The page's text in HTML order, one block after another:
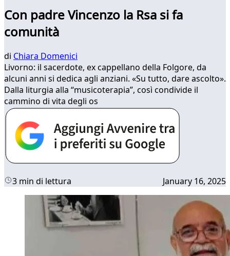
Con padre Vincenzo la Rsa si fa
comunità
di Chiara Domenici
Livorno: il sacerdote, ex cappellano della Folgore, da
alcuni anni si dedica agli anziani. «Su tutto, dare ascolto».
Dalla liturgia alla “musicoterapia”, così condivide il
cammino di vita degli os
3 min di lettura January 16, 2025